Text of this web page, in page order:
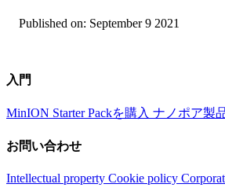
Published on: September 9 2021
入門
MinION Starter Packを購入 ナノポア製
お問い合わせ
Intellectual property Cookie policy